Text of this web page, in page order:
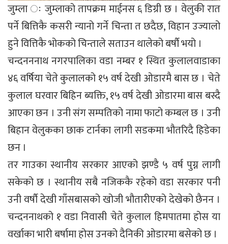
जुम्ला ः जुम्लाको तापक्रम माईनस ६ डिग्री छ । वेलुकी रात
पर्ने बित्तिकै कसरी न्यानो गर्ने चिन्ता त छदैछ, विहान उज्यालो
हुने वित्तिकै भोकको चिन्ताले सताउन थालेको बर्षौ भयो ।
चन्दनननाथ नगरपालिका वडा नम्बर १ स्थित कुलालवाडाका
४६ वर्षिया चेते कुलालको १५ वर्ष देखी ओडारमै बास छ । चेते
कुलाल घरवार बिहिन ब्यक्ति, १५ वर्ष देखी ओडारमा बास बस्दै
आएका छन । उनी संग सम्पतिको नामा फाटो कम्बल छ । उनी
बिहान वेलुकका छाक टार्नका लागी सडकमा भौतरिदै हिडेका
छन ।
तर गाउका स्थानीय सरकार आएको झण्डै ५ वर्ष पुग्न लागी
सकेको छ । स्थानीय सबै नजिककै रहेको वडा सरकार पनी
उनी वर्षौ देखी गाँसबासको खोजी भौतारीएको देखेको छैनन ।
चन्दननाथको १ वडा निवासी चेते कुलाल हिमपातमा होस या
वर्खाका भारी बर्षामा होस उनको दैनिकी ओडारमा बसेको छ ।